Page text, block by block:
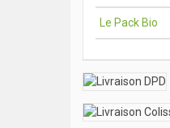
Le Pack Bio